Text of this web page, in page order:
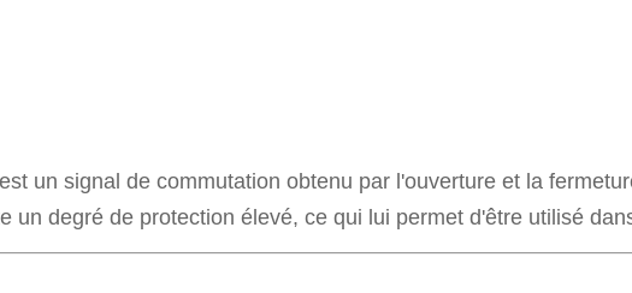
un signal de commutation obtenu par l'ouverture et la
un degré de protection élevé, ce qui lui permet d'être utilisé